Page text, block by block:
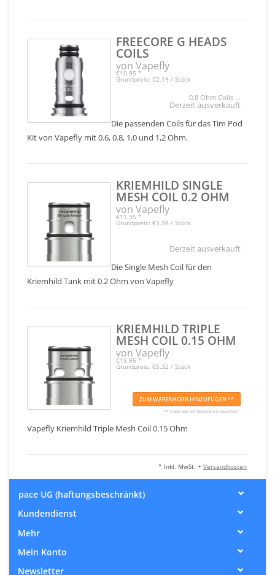
FREECORE G HEADS
COILS
von Vapefly
€10,95 *
Grundpreis: €2,19 / Stück
0,8 Ohm Coils ...
Derzeit ausverkauft
Die passenden Coils für das Tim Pod
Kit von Vapefly mit 0.6, 0.8, 1,0 und 1,2 Ohm.
KRIEMHILD SINGLE
MESH COIL 0.2 OHM
von Vapefly
€11,95 *
Grundpreis: €3,98 / Stück
Derzeit ausverkauft
Die Single Mesh Coil für den
Kriemhild Tank mit 0.2 Ohm von Vapefly
KRIEMHILD TRIPLE
MESH COIL 0.15 OHM
von Vapefly
€15,95 *
Grundpreis: €5,32 / Stück
ZUM WARENKORB HINZUFÜGEN **
** Lieferzeit im Warenkorb beachten
Vapefly Kriemhild Triple Mesh Coil 0.15 Ohm
* Inkl. MwSt. + Versandkosten
pace UG (haftungsbeschränkt)
Kundendienst
Mehr
Mein Konto
Newsletter